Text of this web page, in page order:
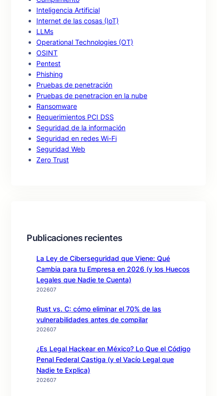
Inteligencia Artificial
Internet de las cosas (IoT)
LLMs
Operational Technologies (OT)
OSINT
Pentest
Phishing
Pruebas de penetración
Pruebas de penetracion en la nube
Ransomware
Requerimientos PCI DSS
Seguridad de la información
Seguridad en redes Wi-Fi
Seguridad Web
Zero Trust
Publicaciones recientes
La Ley de Ciberseguridad que Viene: Qué
Cambia para tu Empresa en 2026 (y los Huecos
Legales que Nadie te Cuenta)
202607
Rust vs. C: cómo eliminar el 70% de las
vulnerabilidades antes de compilar
202607
¿Es Legal Hackear en México? Lo Que el Código
Penal Federal Castiga (y el Vacío Legal que
Nadie te Explica)
202607